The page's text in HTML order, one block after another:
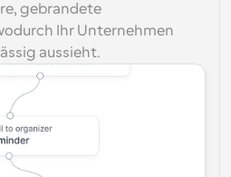
gebrandete
Ihr Unternehmen
aussieht.